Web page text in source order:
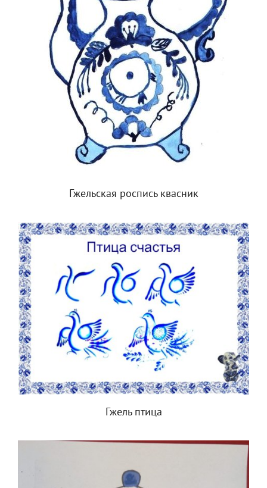
Гжельская роспись квасник
Гжель птица